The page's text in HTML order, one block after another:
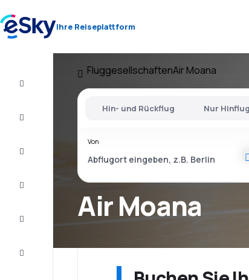
Ihre Reiseplattform
FluggesellschaftenAir Moana
Air Moana
Hin- und Rückflug Nur Hinflug
Von